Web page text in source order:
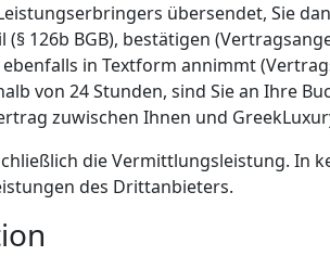
übersendet, Sie
(§ 126b BGB), bestätigen
in Textform annimmt
von 24 Stunden, sind Sie an Ihre
zuwischen Ihnen und
die Vermittlungsleistung. In
des Drittanbieters.